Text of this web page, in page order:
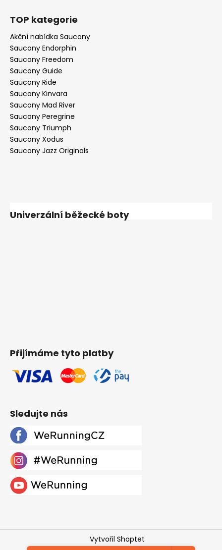
TOP kategorie
Akční nabídka Saucony
Saucony Endorphin
Saucony Freedom
Saucony Guide
Saucony Ride
Saucony Kinvara
Saucony Mad River
Saucony Peregrine
Saucony Triumph
Saucony Xodus
Saucony Jazz Originals
Univerzální běžecké boty
Přijímáme tyto platby
Sledujte nás
Vytvořil Shoptet